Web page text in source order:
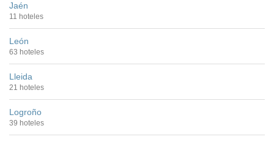
Jaén
11 hoteles
León
63 hoteles
Lleida
21 hoteles
Logroño
39 hoteles